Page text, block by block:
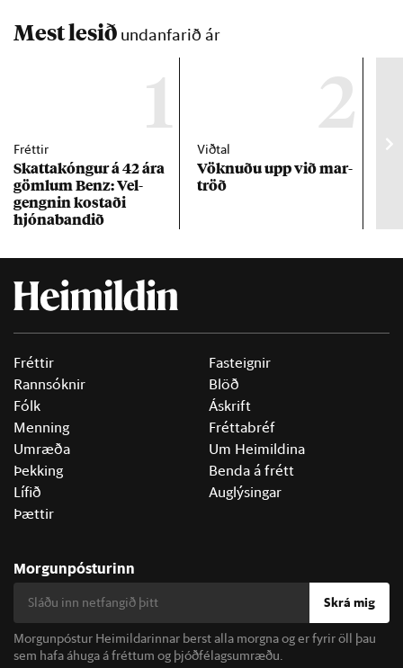
Mest lesið undanfarið ár
1
Fréttir
Skattakóng­ur á 42 ára
göml­um Benz: Vel­
gengn­in kostaði
hjóna­band­ið
2
Viðtal
Vökn­uðu upp við mar­
tröð
Fréttir
Rannsóknir
Fólk
Menning
Umræða
Þekking
Lífið
Þættir
Fasteignir
Blöð
Áskrift
Fréttabréf
Um Heimildina
Benda á frétt
Auglýsingar
Morgunpósturinn
Skrá mig
Morgunpóstur Heimildarinnar berst alla morgna og er fyrir öll þau
sem hafa áhuga á fréttum og þjóðfélagsumræðu.